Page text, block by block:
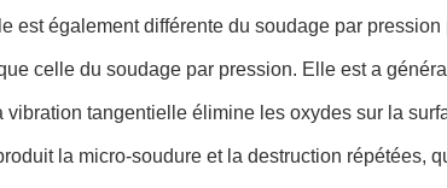
est également différente du soudage par pression
celle du soudage par pression. Elle est a
tangentielle élimine les oxydes sur la
la micro-soudure et la destruction répétées,